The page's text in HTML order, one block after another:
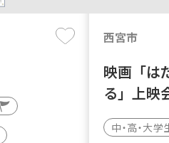
西宮市
映画「は
る」上映
中・高・大学